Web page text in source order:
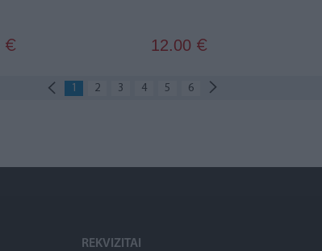
€ 12.00 €
1 2 3 4 5 6
REKVIZITAI